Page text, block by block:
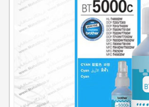
کلاب
محاشاپ